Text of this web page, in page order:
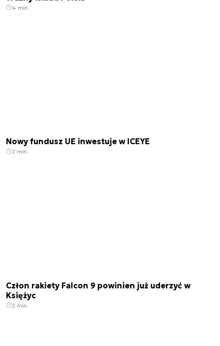
4 min.
Nowy fundusz UE inwestuje w ICEYE
2 min.
Człon rakiety Falcon 9 powinien już uderzyć w
Księżyc
2 min.